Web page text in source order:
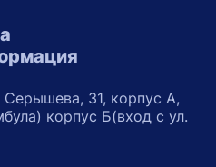
Серышева, 31, корпус А,
корпус Б(вход с ул.